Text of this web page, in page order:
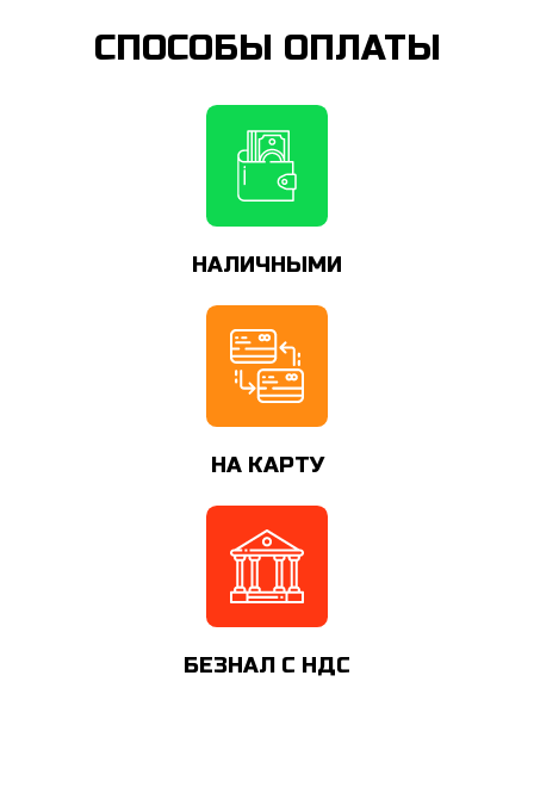
СПОСОБЫ ОПЛАТЫ
НАЛИЧНЫМИ
НА КАРТУ
БЕЗНАЛ С НДС